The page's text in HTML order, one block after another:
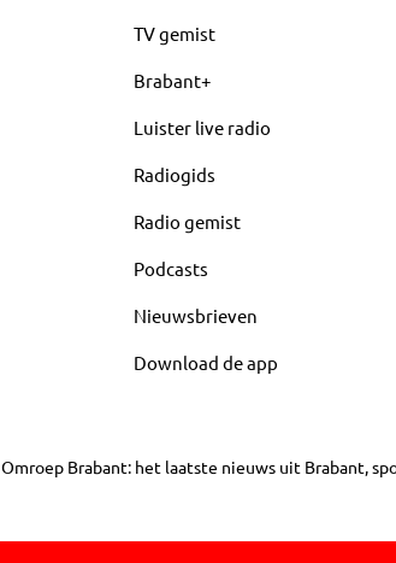
TV gemist
Brabant+
Luister live radio
Radiogids
Radio gemist
Podcasts
Nieuwsbrieven
Download de app
Omroep Brabant: het laatste nieuws uit Brabant,